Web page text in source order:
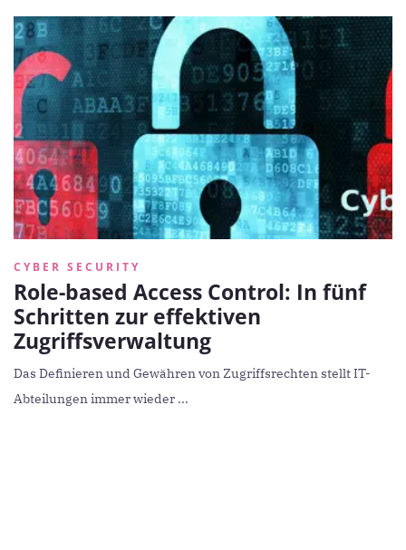
CYBER SECURITY
Role-based Access Control: In fünf
Schritten zur effektiven
Zugriffsverwaltung
Das Definieren und Gewähren von Zugriffsrechten stellt IT-
Abteilungen immer wieder ...